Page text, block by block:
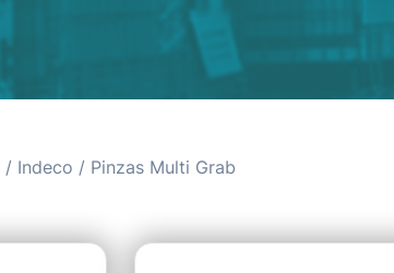
/ Indeco / Pinzas Multi Grab